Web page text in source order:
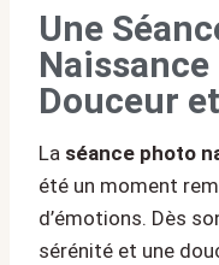
Une
Douceur
La séance photo
été un moment
d’émotions. Dès
sérénité et une